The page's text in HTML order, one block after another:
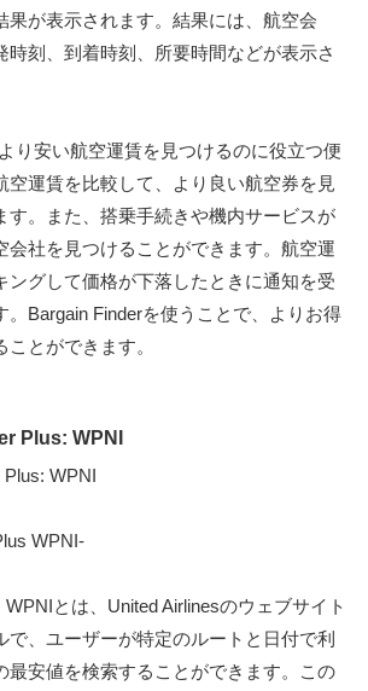
果が表示されます。結果には、航空会
時刻、到着時刻、所要時間などが表示さ
り安い航空運賃を見つけるのに役立つ便
空運賃を比較して、より良い航空券を見
す。また、搭乗手続きや機内サービスが
会社を見つけることができます。航空運
ングして価格が下落したときに通知を受
。Bargain Finderを使うことで、よりお得
とができます。
Plus: WPNI
WPNI-
WPNIとは、United Airlinesのウェブサイト
で、ユーザーが特定のルートと日付で利
最安値を検索することができます。この